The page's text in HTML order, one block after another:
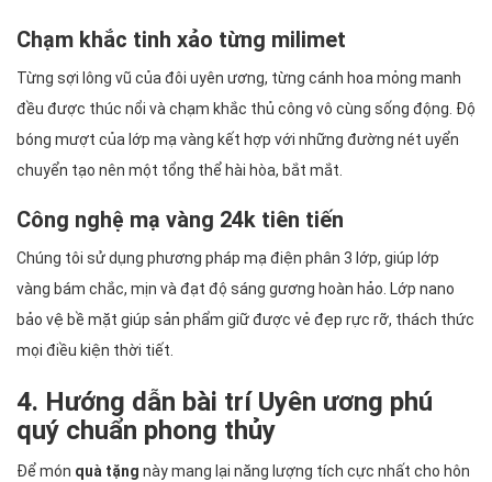
Chạm khắc tinh xảo từng milimet
Từng sợi lông vũ của đôi uyên ương, từng cánh hoa mỏng manh
đều được thúc nổi và chạm khắc thủ công vô cùng sống động. Độ
bóng mượt của lớp mạ vàng kết hợp với những đường nét uyển
chuyển tạo nên một tổng thể hài hòa, bắt mắt.
Công nghệ mạ vàng 24k tiên tiến
Chúng tôi sử dụng phương pháp mạ điện phân 3 lớp, giúp lớp
vàng bám chắc, mịn và đạt độ sáng gương hoàn hảo. Lớp nano
bảo vệ bề mặt giúp sản phẩm giữ được vẻ đẹp rực rỡ, thách thức
mọi điều kiện thời tiết.
4. Hướng dẫn bài trí Uyên ương phú
quý chuẩn phong thủy
Để món quà tặng này mang lại năng lượng tích cực nhất cho hôn